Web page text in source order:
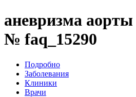
аневризма
№ faq_15290
Подробно
Заболевания
Клиники
Врачи